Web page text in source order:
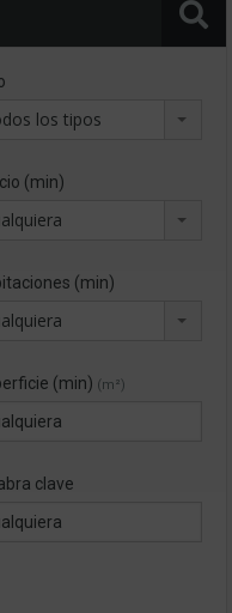
los tipos
(min)
(min)
(min) (m²)
clave